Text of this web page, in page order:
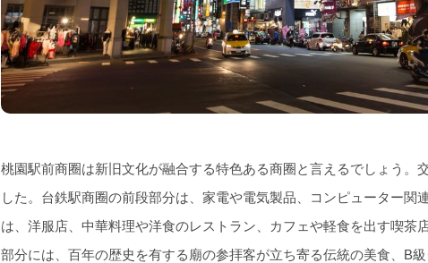
桃園駅前商圈は新旧文化が融合する特色ある商圈と言えるでしょう。
した。台鉄駅商圈の前段部分は、家電や電気製品、コンピューター
は、洋服店、中華料理や洋食のレストラン、カフェや軽食を出す喫
部分には、百年の歴史を有する廟の参拝客が立ち寄る伝統の美食、B